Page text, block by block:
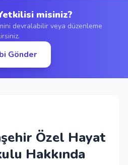
Yap
misiniz?
devralabilir veya düzenleme
Gönder
Özel Hayat
Hakkında